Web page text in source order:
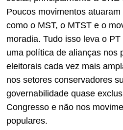
Poucos movimentos
como o MST, o MTST e o
moradia. Tudo isso leva o
uma política de alianças nos
eleitorais cada vez mais
nos setores conservadores
governabilidade quase
Congresso e não nos
populares.